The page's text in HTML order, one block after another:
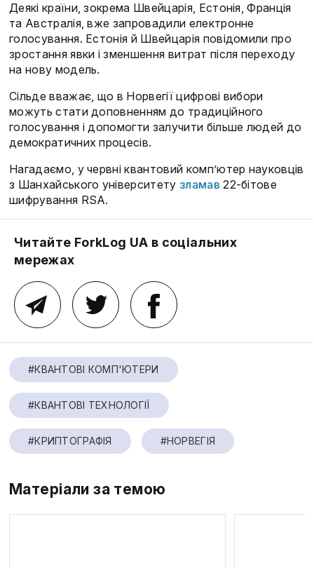
Деякі країни, зокрема Швейцарія, Естонія, Франція
та Австралія, вже запровадили електронне
голосування. Естонія й Швейцарія повідомили про
зростання явки і зменшення витрат після переходу
на нову модель.
Сільде вважає, що в Норвегії цифрові вибори
можуть стати доповненням до традиційного
голосування і допомогти залучити більше людей до
демократичних процесів.
Нагадаємо, у червні квантовий комп’ютер науковців
з Шанхайського університету зламав 22-бітове
шифрування RSA.
Читайте ForkLog UA в соціальних
мережах
#КВАНТОВІ КОМП'ЮТЕРИ
#КВАНТОВІ ТЕХНОЛОГІЇ
#КРИПТОГРАФІЯ #НОРВЕГІЯ
Матеріали за темою